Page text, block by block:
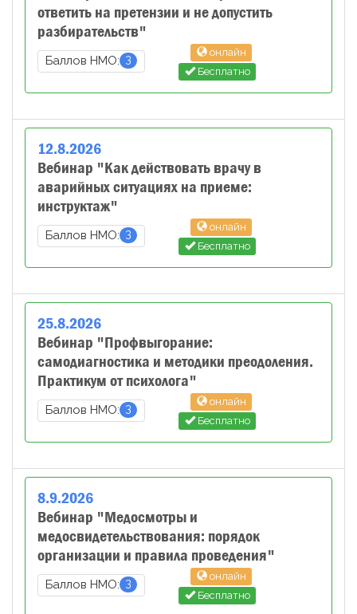
ответить на претензии и не допустить
разбирательств"
Баллов НМО: 3
онлайн
Бесплатно
12.8.2026
Вебинар "Как действовать врачу в
аварийных ситуациях на приеме:
инструктаж"
Баллов НМО: 3
онлайн
Бесплатно
25.8.2026
Вебинар "Профвыгорание:
самодиагностика и методики преодоления.
Практикум от психолога"
Баллов НМО: 3
онлайн
Бесплатно
8.9.2026
Вебинар "Медосмотры и
медосвидетельствования: порядок
организации и правила проведения"
Баллов НМО: 3
онлайн
Бесплатно